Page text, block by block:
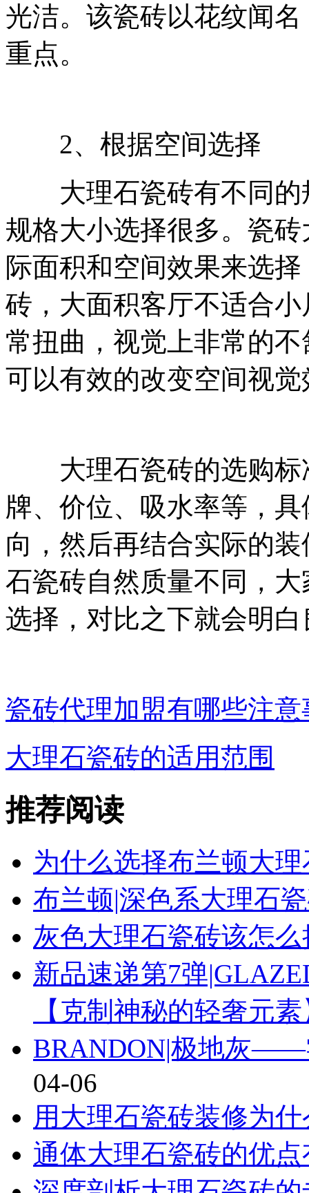
光洁。该瓷砖以花纹闻
重点。
2、根据空间选择
大理石瓷砖有不同的
规格大小选择很多。瓷
际面积和空间效果来选
砖，大面积客厅不适合
常扭曲，视觉上非常的
可以有效的改变空间视觉
大理石瓷砖的选购标
牌、价位、吸水率等，
向，然后再结合实际的
石瓷砖自然质量不同，
选择，对比之下就会明
瓷砖代理加盟有哪些注意
大理石瓷砖的适用范围
推荐阅读
为什么选择布兰顿大
布兰顿|深色系大理石
灰色大理石瓷砖该怎
新品速递第7弹
【克制神秘的轻奢元
BRANDON|极地灰——
04-06
用大理石瓷砖装修为
通体大理石瓷砖的优点